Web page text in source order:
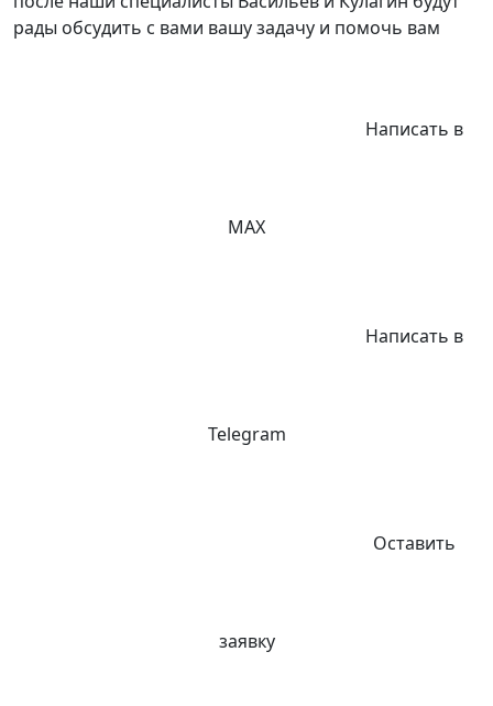
рады обсудить с вами вашу задачу и помочь вам
Написать в
MAX
Написать в
Telegram
Оставить
заявку